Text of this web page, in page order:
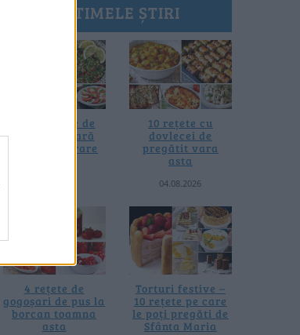
ULTIMELE ȘTIRI
20 de rețete de
salate de vară
fără prelucrare
10 rețete cu
dovlecei de
pregătit vara
asta
04.08.2026
4 rețete de
gogoșari de pus la
borcan toamna
asta
Torturi festive –
10 rețete pe care
le poți pregăti de
Sfânta Maria